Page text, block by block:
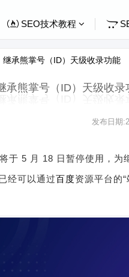
SEO技术教程
承熊掌号（ID）天级收录功能
承熊掌号（ID）天级收录
发布日期:
于 5 月 18 日暂停使用，为
经可以通过百度资源平台的